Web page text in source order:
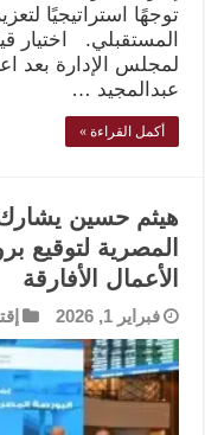
توجهًا استراتيجيًا
المستقبلي. اختيار
لمجلس الإدارة بعد
عبدالمجيد …
أكمل القراءة »
هيثم حسين
المصرية لتوقيع
الأعمال الأفارقة
فبراير 1, 2026